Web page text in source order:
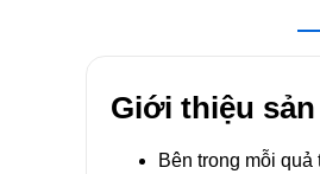
Giới thiệu
Bên trong mỗi
Hãy là người đầu tiên
Đánh giá của bạn*